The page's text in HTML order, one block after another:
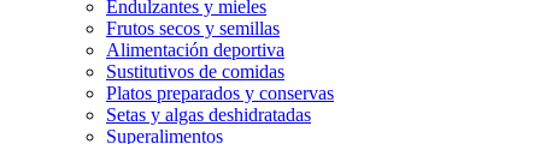
Endulzantes y mieles
Frutos secos y semillas
Alimentación deportiva
Sustitutivos de comidas
Platos preparados y conservas
Setas y algas deshidratadas
Superalimentos